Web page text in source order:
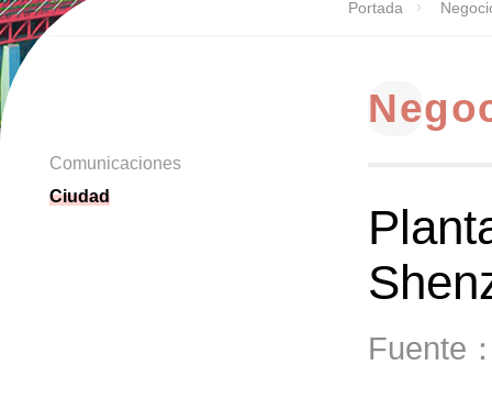
Portada
Comunicaciones
Ciudad
Fuente